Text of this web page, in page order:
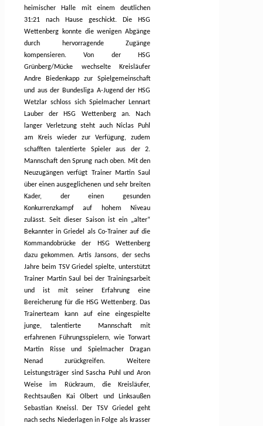
heimischer Halle mit einem deutlichen
31:21 nach Hause geschickt. Die HSG
Wettenberg konnte die wenigen Abgänge
durch hervorragende Zugänge
kompensieren. Von der HSG
Grünberg/Mücke wechselte Kreisläufer
Andre Biedenkapp zur Spielgemeinschaft
und aus der Bundesliga A-Jugend der HSG
Wetzlar schloss sich Spielmacher Lennart
Lauber der HSG Wettenberg an. Nach
langer Verletzung steht auch Niclas Puhl
am Kreis wieder zur Verfügung, zudem
schafften talentierte Spieler aus der 2.
Mannschaft den Sprung nach oben. Mit den
Neuzugängen verfügt Trainer Martin Saul
über einen ausgeglichenen und sehr breiten
Kader, der einen gesunden
Konkurrenzkampf auf hohem Niveau
zulässt. Seit dieser Saison ist ein „alter“
Bekannter in Griedel als Co-Trainer auf die
Kommandobrücke der HSG Wettenberg
dazu gekommen. Artis Jansons, der sechs
Jahre beim TSV Griedel spielte, unterstützt
Trainer Martin Saul bei der Trainingsarbeit
und ist mit seiner Erfahrung eine
Bereicherung für die HSG Wettenberg. Das
Trainerteam kann auf eine eingespielte
junge, talentierte
Mannschaft mit
erfahrenen Führungsspielern, wie Torwart
Martin Risse und Spielmacher Dragan
Nenad zurückgreifen. Weitere
Leistungsträger sind Sascha Puhl und Aron
Weise im Rückraum, die Kreisläufer,
Rechtsaußen Kai Olbert und Linksaußen
Sebastian Kneissl. Der TSV Griedel geht
nach sechs Niederlagen in Folge als krasser